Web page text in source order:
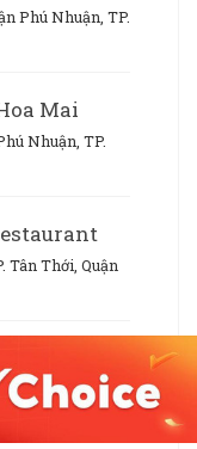
Phú Nhuận, TP.
Mai
Nhuận, TP.
Tân Thới, Quận
Sách &
Tân Phong,